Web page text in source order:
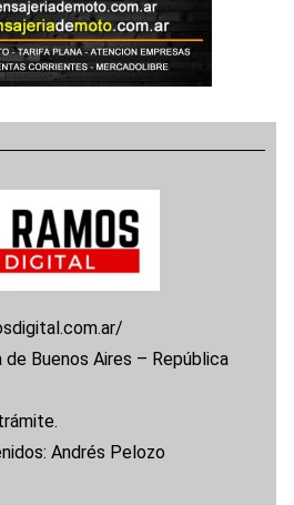
de Buenos Aires – República
Andrés Pelozo